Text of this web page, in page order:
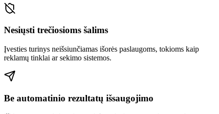
Nesiųsti trečiosioms šalims
Įvesties turinys neišsiunčiamas išorės paslaugoms, tokioms kaip
reklamų tinklai ar sekimo sistemos.
Be automatinio rezultatų išsaugojimo